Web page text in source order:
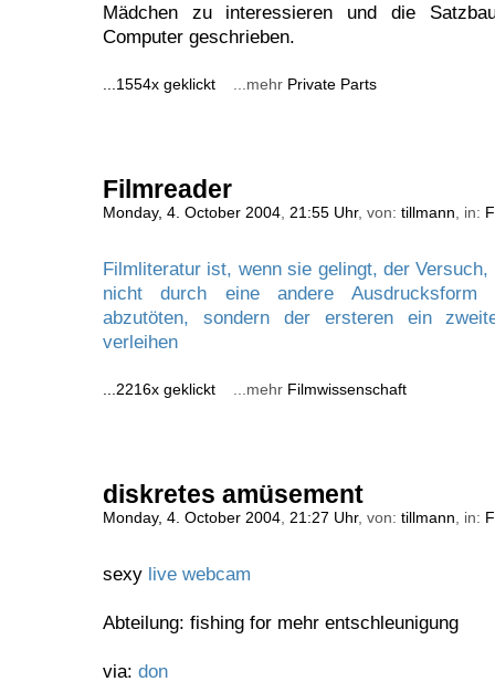
Mädchen zu interessieren und die
Computer geschrieben.
...1554x geklickt ...mehr Private Parts
Filmreader
Monday, 4. October 2004, 21:55 Uhr, von: tillmann, in:
Filmliteratur ist, wenn sie gelingt, der
nicht durch eine andere
abzutöten, sondern der ersteren ein
verleihen
...2216x geklickt ...mehr Filmwissenschaft
diskretes amüsement
Monday, 4. October 2004, 21:27 Uhr, von: tillmann, in:
sexy live webcam
Abteilung: fishing for mehr entschleunigung
via: don